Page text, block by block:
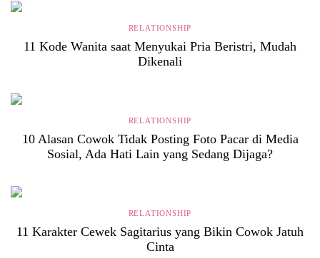
RELATIONSHIP
11 Kode Wanita saat Menyukai Pria Beristri, Mudah
Dikenali
RELATIONSHIP
10 Alasan Cowok Tidak Posting Foto Pacar di Media
Sosial, Ada Hati Lain yang Sedang Dijaga?
RELATIONSHIP
11 Karakter Cewek Sagitarius yang Bikin Cowok Jatuh
Cinta